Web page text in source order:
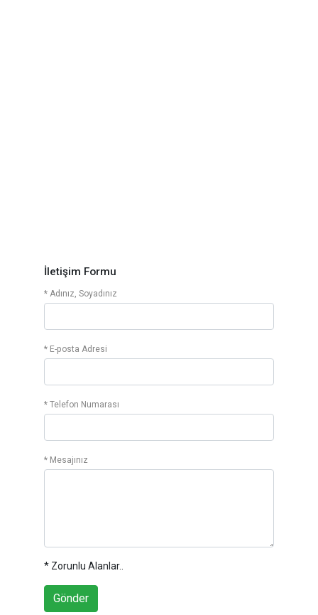
İletişim Formu
* Adınız, Soyadınız
* E-posta Adresi
* Telefon Numarası
* Mesajınız
* Zorunlu Alanlar..
Gönder